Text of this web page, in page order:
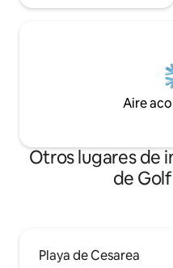
Aire
Otros lugares de
de
Playa de Cesarea